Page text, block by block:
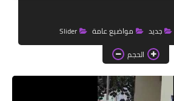
خواطر بالفصحى
خواطر قصصية
صور
جديد مواضيع عامة
Slider
الحجم